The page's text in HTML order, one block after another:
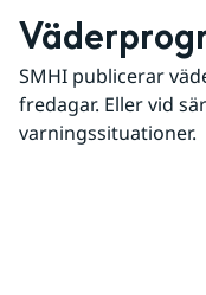
SMHI publicerar
fredagar. Eller vid
varningssituationer.